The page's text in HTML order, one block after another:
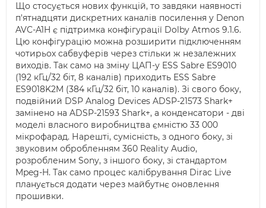
Що стосується нових функцій, то завдяки наявності
п'ятнадцяти дискретних каналів посилення у Denon
AVC-A1H є підтримка конфігурації Dolby Atmos 9.1.6.
Цю конфігурацію можна розширити підключенням
чотирьох сабвуферів через стільки ж незалежних
виходів. Так само на зміну ЦАП-у ESS Sabre ES9010
(192 кГц/32 біт, 8 каналів) приходить ESS Sabre
ES9018K2M (384 кГц/32 біт, 10 каналів). Зі свого боку,
подвійний DSP Analog Devices ADSP-21573 Shark+
замінено на ADSP-21593 Shark+, а конденсатори - дві
моделі власного виробництва ємністю 33 000
мікрофарад. Нарешті, сумісність, з одного боку, зі
звуковим обробленням 360 Reality Audio,
розробленим Sony, з іншого боку, зі стандартом
Mpeg-H. Так само процес калібрування Dirac Live
планується додати через майбутнє оновлення
прошивки.